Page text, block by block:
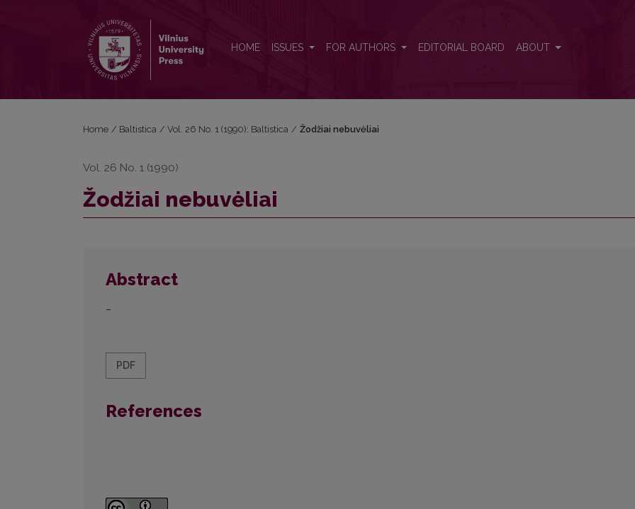
HOME ISSUES FOR AUTHORS EDITORIAL BOARD ABOUT
Home / Baltistica / Vol. 26 No. 1 (1990): Baltistica / Žodžiai nebuvėliai
Vol. 26 No. 1 (1990)
Žodžiai nebuvėliai
Abstract
–
PDF
References